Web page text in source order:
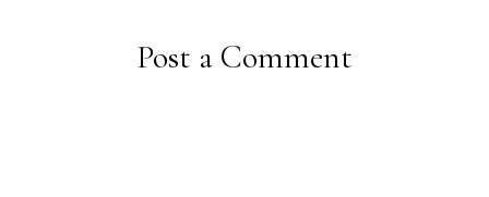
Post a Comment